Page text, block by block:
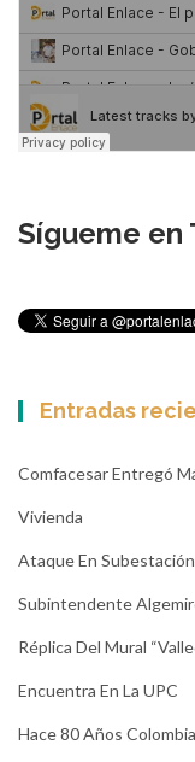
Sígueme
Entradas
Comfacesar Entregó
Vivienda
Ataque En
Subintendente
Réplica Del Mural
Encuentra En La UPC
Hace 80 Años